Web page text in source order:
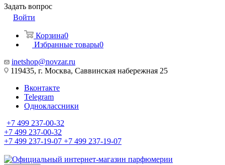
Задать вопрос
Войти
Корзина0
Избранные товары0
inetshop@novzar.ru
119435, г. Москва, Саввинская набережная 25
Вконтакте
Telegram
Одноклассники
+7 499 237-00-32
+7 499 237-00-32
+7 499 237-19-07 +7 499 237-19-07